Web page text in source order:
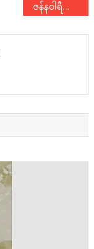
ဇန်နဝါရီလ ၂၀၂၂ခုနှစ်ထုတ် စာစဥ် အတွဲ-၃ အမှတ်- ၆ ထွက်ပါပြီ